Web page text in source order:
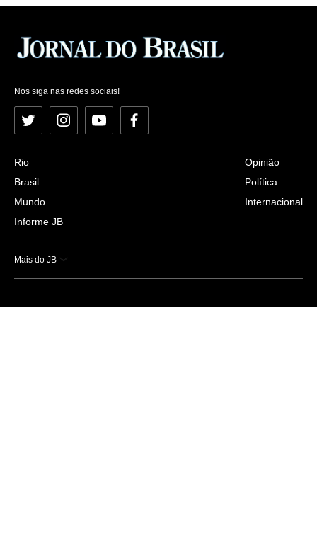
Nos siga nas redes sociais!
Twitter InstagramYouTubeFacebook
Rio
Brasil
Mundo
Informe JB
Opinião
Política
Internacional
Mais do JB
Esportes